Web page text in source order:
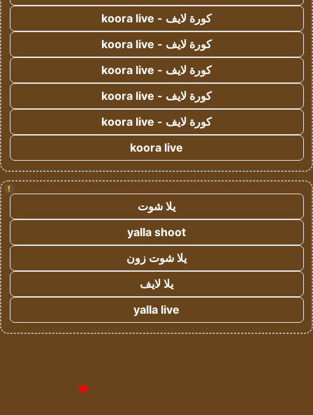
كورة لايف - koora live
كورة لايف - koora live
كورة لايف - koora live
كورة لايف - koora live
كورة لايف - koora live
koora live
!
يلا شوت
yalla shoot
يلا شوت زون
يلا لايف
yalla live